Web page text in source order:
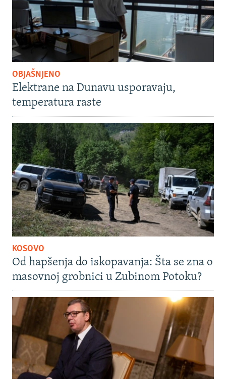
OBJAŠNJENO
Elektrane na Dunavu usporavaju,
temperatura raste
KOSOVO
Od hapšenja do iskopavanja: Šta se zna o
masovnoj grobnici u Zubinom Potoku?